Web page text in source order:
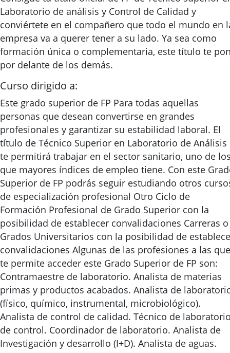
Laboratorio de análisis y Control de Calidad y
conviértete en el compañero que todo el mundo en
empresa va a querer tener a su lado. Ya sea como
formación única o complementaria, este título te
por delante de los demás.
Curso dirigido a:
Este grado superior de FP Para todas aquellas
personas que desean convertirse en grandes
profesionales y garantizar su estabilidad laboral. El
título de Técnico Superior en Laboratorio de Análisis
te permitirá trabajar en el sector sanitario, uno de
que mayores índices de empleo tiene. Con este
Superior de FP podrás seguir estudiando otros
de especialización profesional Otro Ciclo de
Formación Profesional de Grado Superior con la
posibilidad de establecer convalidaciones Carreras o
Grados Universitarios con la posibilidad de
convalidaciones Algunas de las profesiones a las que
te permite acceder este Grado Superior de FP son:
Contramaestre de laboratorio. Analista de materias
primas y productos acabados. Analista de
(físico, químico, instrumental, microbiológico).
Analista de control de calidad. Técnico de
de control. Coordinador de laboratorio. Analista de
Investigación y desarrollo (I+D). Analista de aguas.